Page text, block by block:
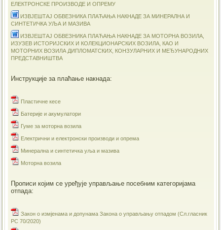
ЕЛЕКТРОНСКЕ ПРОИЗВОДЕ И ОПРЕМУ
ИЗВЈЕШТАЈ ОБВЕЗНИКА ПЛАЋАЊА НАКНАДЕ ЗА МИНЕРАЛНА И
СИНТЕТИЧКА УЉА И МАЗИВА
ИЗВЈЕШТАЈ ОБВЕЗНИКА ПЛАЋАЊА НАКНАДЕ ЗА МОТОРНА ВОЗИЛА,
ИЗУЗЕВ ИСТОРИЈСКИХ И КОЛЕКЦИОНАРСКИХ ВОЗИЛА, КАО И
МОТОРНИХ ВОЗИЛА ДИПЛОМАТСКИХ, КОНЗУЛАРНИХ И МЕЂУНАРОДНИХ
ПРЕДСТАВНИШТВА
Инструкције за плаћање накнада:
Пластичне кесе
Батерије и акумулатори
Гуме за моторна возила
Електрични и електронски производи и опрема
Минерална и синтетичка уља и мазива
Моторна возила
Прописи којим се уређује управљање посебним категоријама
отпада:
Закон о измјенама и допунама Закона о управљању отпадом (Сл.гласник
РС 70/2020)